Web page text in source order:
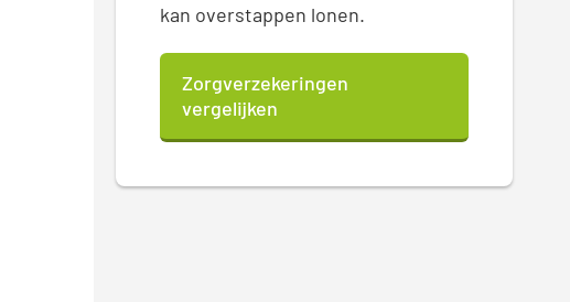
kan overstappen lonen.
Zorgverzekeringen
vergelijken